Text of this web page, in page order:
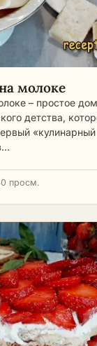
джелато до
быстрых
молоке
– простое
детства,
«кулинарный
просм.